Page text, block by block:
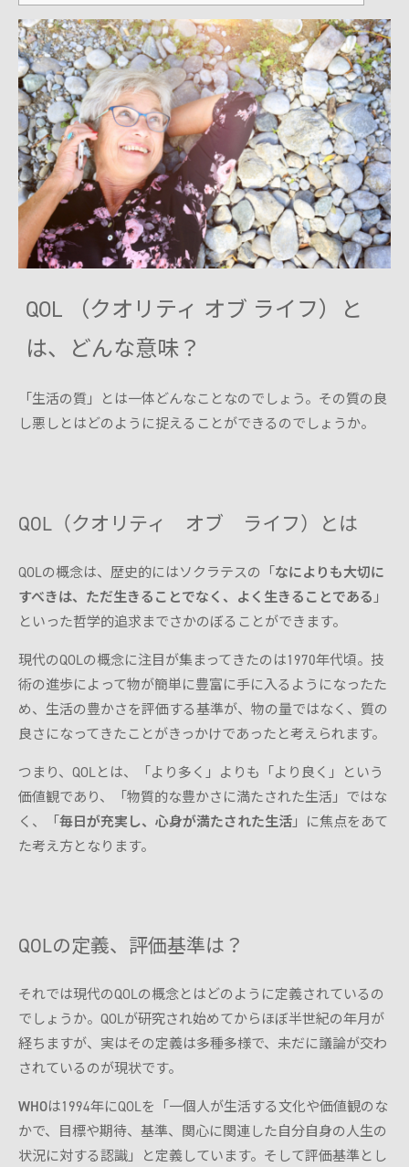
QOL （クオリティ オブ ライフ）と
は、どんな意味？
「生活の質」とは一体どんなことなのでしょう。その質の良
し悪しとはどのように捉えることができるのでしょうか。
QOL（クオリティ オブ ライフ）とは
QOLの概念は、歴史的にはソクラテスの「なによりも大切に
すべきは、ただ生きることでなく、よく生きることである 」
といった哲学的追求までさかのぼることができます。
現代のQOLの概念に注目が集まってきたのは1970年代頃。技
術の進歩によって物が簡単に豊富に手に入るようになったた
め、生活の豊かさを評価する基準が、物の量ではなく、質の
良さになってきたことがきっかけであったと考えられます。
つまり、QOLとは、「より多く」よりも「より良く」という
価値観であり、「物質的な豊かさに満たされた生活」ではな
く、「毎日が充実し、心身が満たされた生活 」に焦点をあて
た考え方となります。
QOLの定義、評価基準は？
それでは現代のQOLの概念とはどのように定義されているの
でしょうか。QOLが研究され始めてからほぼ半世紀の年月が
経ちますが、実はその定義は多種多様で、未だに議論が交わ
されているのが現状です。
WHOは1994年にQOLを「一個人が生活する文化や価値観のな
かで、目標や期待、基準、関心に関連した自分自身の人生の
状況に対する認識」と定義しています。そして評価基準とし